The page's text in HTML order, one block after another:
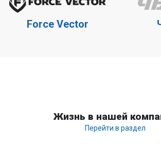
Force Vector
Жизнь в нашей
Перейти в раздел